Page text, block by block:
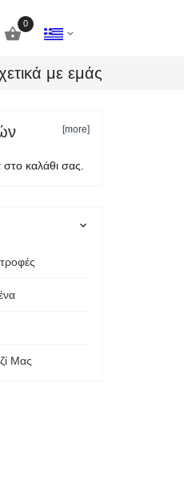

0
με εμάς
[more]
στο καλάθι σας.

Μας